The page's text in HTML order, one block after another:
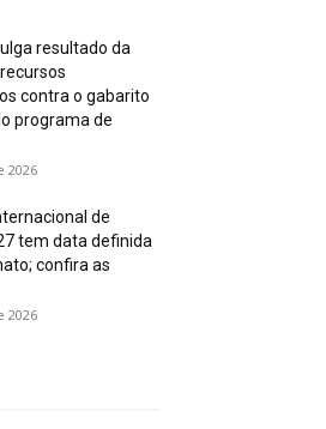
resultado da
contra o gabarito
programa de
2026
de
tem data definida
confira as
2026